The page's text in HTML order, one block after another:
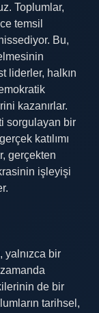
Toplumlar,
temsil
Bu,
liderler, halkın
kazanırlar.
sorgulayan bir
katılımı
gerçekten
işleyişi
yalnızca bir
de bir
tarihsel,